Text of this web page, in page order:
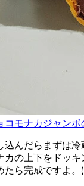
コモナカジャンボ
んだらまずは冷
カの上下をドッ
たら完成ですよ。